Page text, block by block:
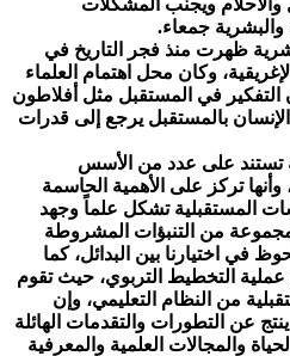
والبشرية جمعاء.
ظهرت منذ فجر التاريخ في
وكان محل اهتمام العلماء
في المستقبل مثل أفلاطون
بالمستقبل يرجع إلى قدرات
تستند على عدد من الأسس
وأنها تركز على الأهمية الحاسمة
المستقبلية تشكل علماً وجهد
من التنبؤات المشروطة
في اختيارنا بين البدائل، كما
التخطيط التربوي، حيث تقوم
من النظام التعليمي، وإن
عن التطورات والتقدمات الهائلة
والمجالات العلمية والمعرفية